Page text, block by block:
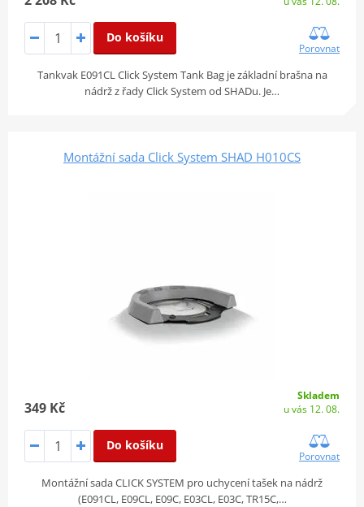
Do košíku
Porovnat
Tankvak E091CL Click System Tank Bag je základní brašna na
nádrž z řady Click System od SHADu. Je…
Montážní sada Click System SHAD H010CS
349 Kč
Skladem
u vás 12. 08.
Do košíku
Porovnat
Montážní sada CLICK SYSTEM pro uchycení tašek na nádrž
(E091CL, E09CL, E09C, E03CL, E03C, TR15C,…